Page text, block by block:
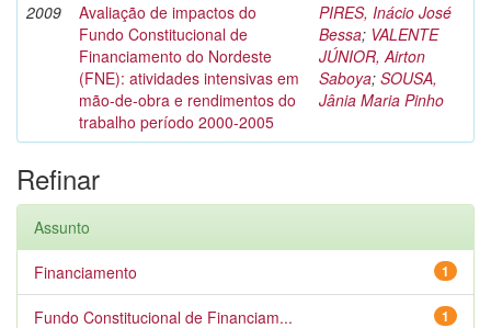
2009
Avaliação de impactos do
Fundo Constitucional de
Financiamento do Nordeste
(FNE): atividades intensivas em
mão-de-obra e rendimentos do
trabalho período 2000-2005
PIRES, Inácio José
Bessa; VALENTE
JÚNIOR, Airton
Saboya; SOUSA,
Jânia Maria Pinho
Refinar
Assunto
1
Financiamento
1
Fundo Constitucional de Financiam...